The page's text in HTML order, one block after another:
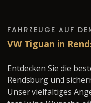
FAHRZEUGE AUF
VW Tiguan in
Entdecken Sie die
Rendsburg und
Unser vielfältiges